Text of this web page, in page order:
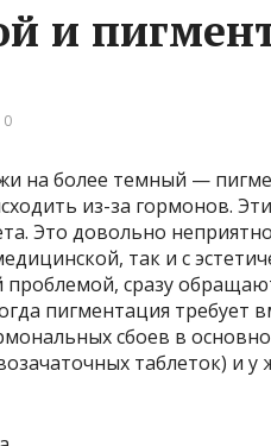
и
0
на более темный —
из-за гормонов.
Это довольно
так и с
сразу
пигментация требует
сбоев в
таблеток) и